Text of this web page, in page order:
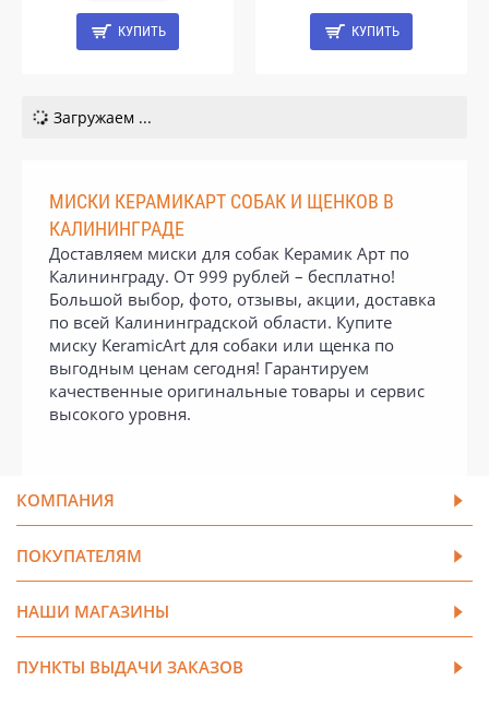
КУПИТЬ КУПИТЬ
Загружаем ...
МИСКИ КЕРАМИКАРТ СОБАК И ЩЕНКОВ В
КАЛИНИНГРАДЕ
Доставляем миски для собак Керамик Арт по
Калининграду. От 999 рублей – бесплатно!
Большой выбор, фото, отзывы, акции, доставка
по всей Калининградской области. Купите
миску KeramicArt для собаки или щенка по
выгодным ценам сегодня! Гарантируем
качественные оригинальные товары и сервис
высокого уровня.
КОМПАНИЯ
ПОКУПАТЕЛЯМ
НАШИ МАГАЗИНЫ
ПУНКТЫ ВЫДАЧИ ЗАКАЗОВ